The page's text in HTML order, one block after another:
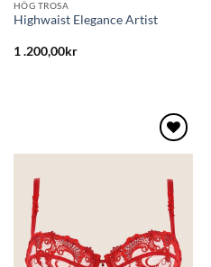
HÖG TROSA
Highwaist Elegance Artist
1 .200,00kr
önskelistan